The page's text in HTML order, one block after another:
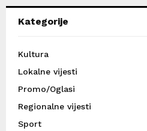
Kategorije
Kultura
Lokalne vijesti
Promo/Oglasi
Regionalne vijesti
Sport